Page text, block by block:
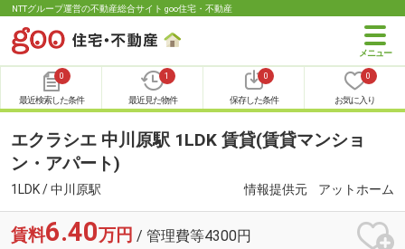
NTTグループ運営の不動産総合サイト goo住宅・不動産
0
最近検索した条件
1
最近見た物件
0
保存した条件
0
お気に入り
エクラシエ 中川原駅 1LDK 賃貸(賃貸マンショ
ン・アパート)
1LDK / 中川原駅 情報提供元 アットホーム
賃料6.40万円 / 管理費等4300円